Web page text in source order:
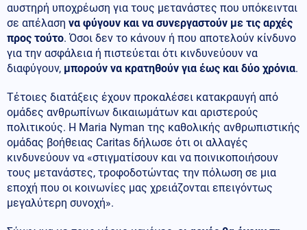
αυστηρή υποχρέωση για τους μετανάστες που υπόκεινται
σε απέλαση να φύγουν και να συνεργαστούν με τις αρχές
προς τούτο. Όσοι δεν το κάνουν ή που αποτελούν κίνδυνο
για την ασφάλεια ή πιστεύεται ότι κινδυνεύουν να
διαφύγουν, μπορούν να κρατηθούν για έως και δύο χρόνια.
Τέτοιες διατάξεις έχουν προκαλέσει κατακραυγή από
ομάδες ανθρωπίνων δικαιωμάτων και αριστερούς
πολιτικούς. Η Maria Nyman της καθολικής ανθρωπιστικής
ομάδας βοήθειας Caritas δήλωσε ότι οι αλλαγές
κινδυνεύουν να «στιγματίσουν και να ποινικοποιήσουν
τους μετανάστες, τροφοδοτώντας την πόλωση σε μια
εποχή που οι κοινωνίες μας χρειάζονται επειγόντως
μεγαλύτερη συνοχή».